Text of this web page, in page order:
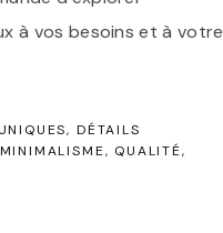
à vos besoins et à votre
DÉTAILS
MINIMALISME
QUALITÉ